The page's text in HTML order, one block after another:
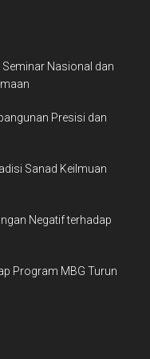
Seminar Nasional dan
Presisi dan
Sanad Keilmuan
Negatif terhadap
Program MBG Turun